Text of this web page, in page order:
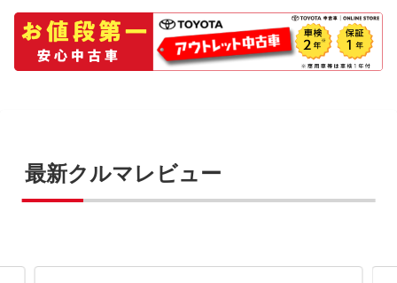
最新クルマレビュー